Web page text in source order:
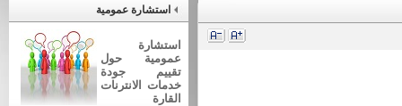
استشارة عمومية
استشارة
عمومية حول
تقييم جودة
خدمات الانترنات
القارة